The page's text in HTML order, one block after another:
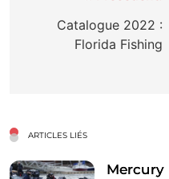
l’article
Catalogue 2022 :
Florida Fishing
ARTICLES LIÉS
Mercury